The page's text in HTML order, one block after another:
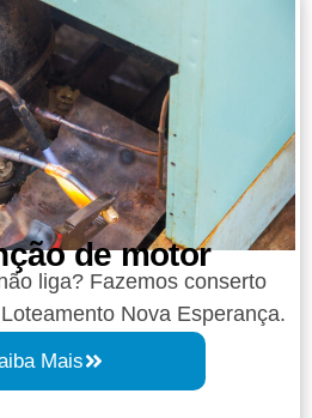
de motor
liga? Fazemos conserto
Nova Esperança.
Mais